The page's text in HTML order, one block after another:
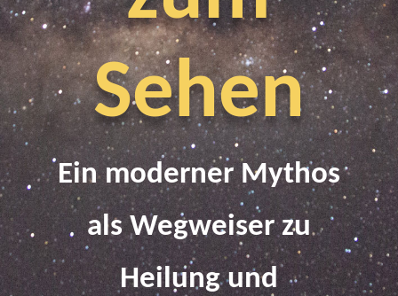
Sehen
Ein moderner Mythos
als Wegweiser zu
Heilung und